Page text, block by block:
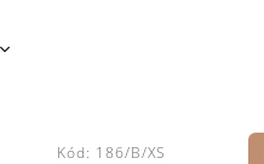
Kód: 186/B/XS